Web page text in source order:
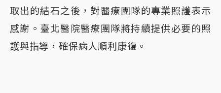
取出的結石之後，對醫療團隊的專業照護表示
感謝。臺北醫院醫療團隊將持續提供必要的照
護與指導，確保病人順利康復。